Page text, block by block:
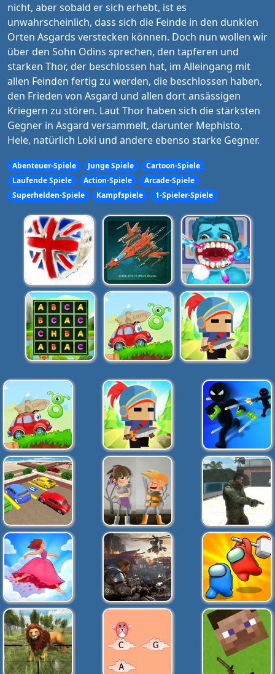
nicht, aber sobald er sich erhebt, ist es
unwahrscheinlich, dass sich die Feinde in den dunklen
Orten Asgards verstecken können. Doch nun wollen wir
über den Sohn Odins sprechen, den tapferen und
starken Thor, der beschlossen hat, im Alleingang mit
allen Feinden fertig zu werden, die beschlossen haben,
den Frieden von Asgard und allen dort ansässigen
Kriegern zu stören. Laut Thor haben sich die stärksten
Gegner in Asgard versammelt, darunter Mephisto,
Hele, natürlich Loki und andere ebenso starke Gegner.
Abenteuer-Spiele Junge Spiele
Cartoon-Spiele
Laufende Spiele
Action-Spiele
Arcade-Spiele
Superhelden-Spiele
Kampfspiele 1-Spieler-Spiele